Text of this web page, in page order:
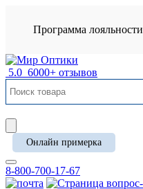
Программа лояльности
5.0 6000+ отзывов
Онлайн примерка
8-800-700-17-67